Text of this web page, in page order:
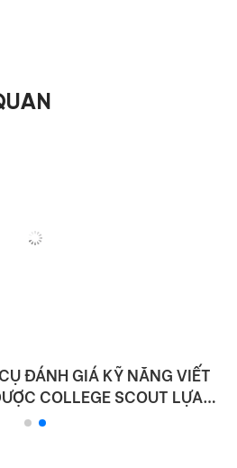
ĐÁNH GIÁ KỸ NĂNG VIẾT
COLLEGE SCOUT LỰA